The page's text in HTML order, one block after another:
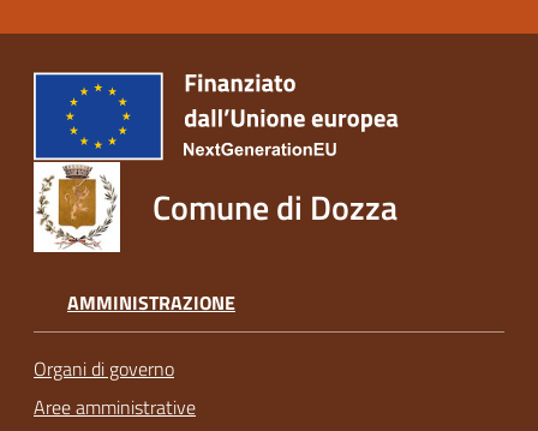
Comune di Dozza
AMMINISTRAZIONE
Organi di governo
Aree amministrative